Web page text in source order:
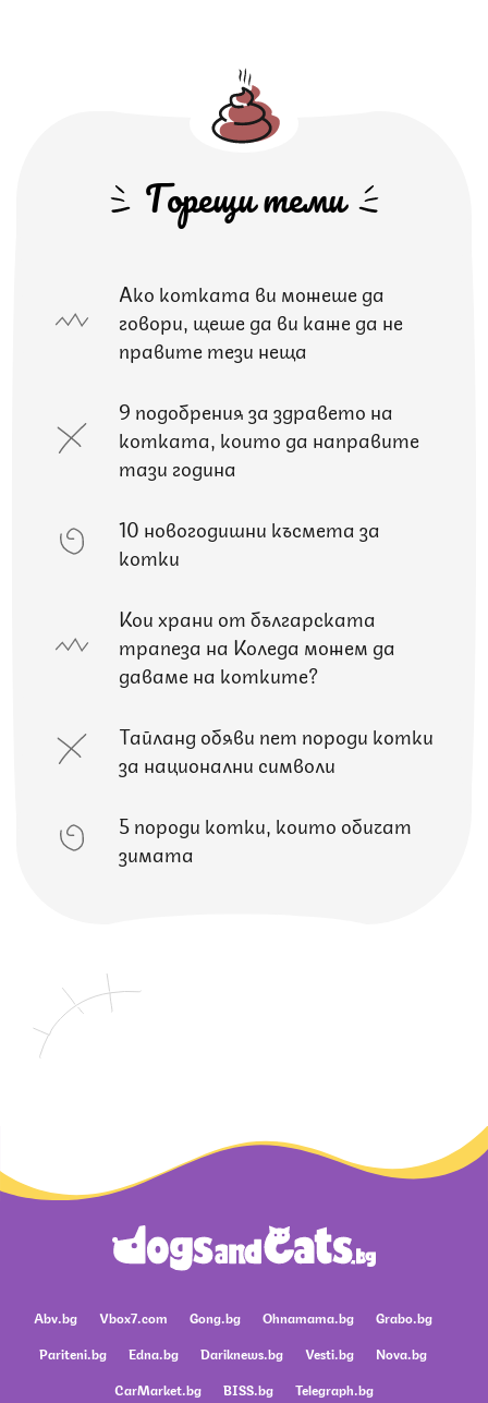
Горещи теми
Ако котката ви можеше да
говори, щеше да ви каже да не
правите тези неща
9 подобрения за здравето на
котката, които да направите
тази година
10 новогодишни късмета за
котки
Кои храни от българската
трапеза на Коледа можем да
даваме на котките?
Тайланд обяви пет породи котки
за национални символи
5 породи котки, които обичат
зимата
Abv.bg Vbox7.com Gong.bg Ohnamama.bg
Grabo.bg
Pariteni.bg
Edna.bg Dariknews.bg Vesti.bg
Nova.bg
CarMarket.bg
BISS.bg Telegraph.bg